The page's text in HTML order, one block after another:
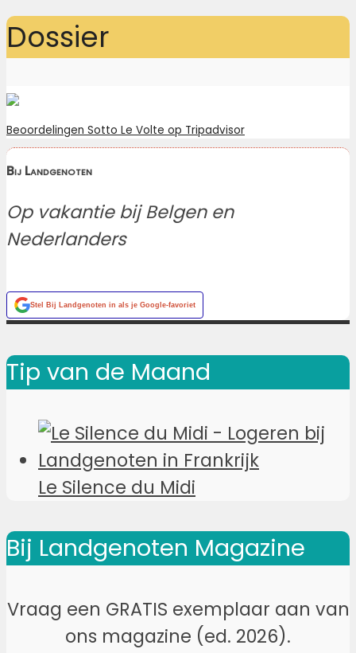
Dossier
Beoordelingen Sotto Le Volte op Tripadvisor
Bij Landgenoten
Op vakantie bij Belgen en
Nederlanders
Stel Bij Landgenoten in als je Google-favoriet
Tip van de Maand
Le Silence du Midi
Bij Landgenoten Magazine
Vraag een GRATIS exemplaar aan van
ons magazine (ed. 2026).